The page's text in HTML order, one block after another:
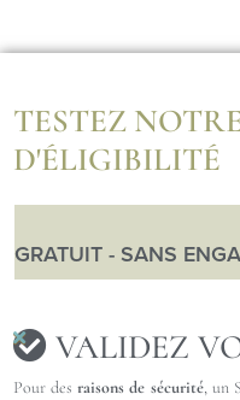
TESTEZ
D'ÉLIGIBILITÉ
GRATUIT - SANS
VALIDEZ
Pour desraisons de sécurité, un